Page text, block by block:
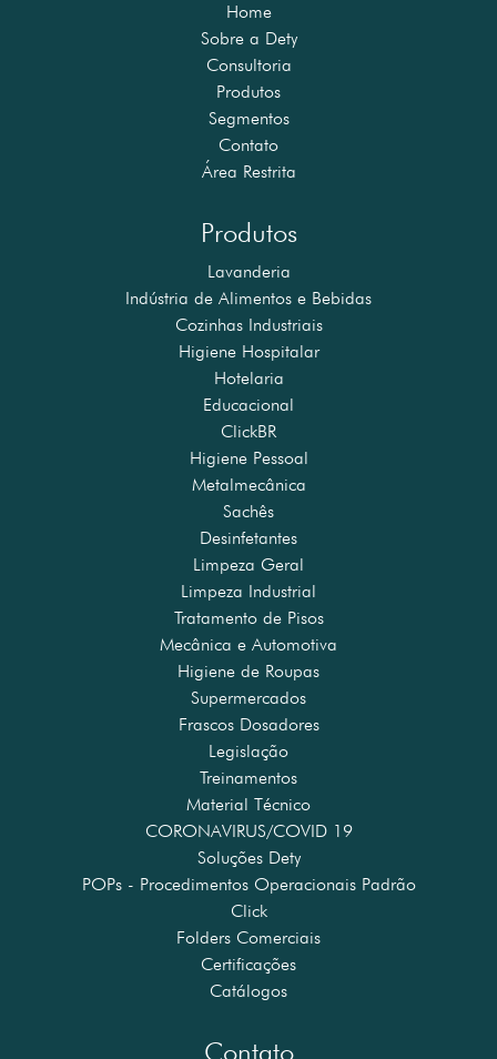
Home
Sobre a Dety
Consultoria
Produtos
Segmentos
Contato
Área Restrita
Produtos
Lavanderia
Indústria de Alimentos e Bebidas
Cozinhas Industriais
Higiene Hospitalar
Hotelaria
Educacional
ClickBR
Higiene Pessoal
Metalmecânica
Sachês
Desinfetantes
Limpeza Geral
Limpeza Industrial
Tratamento de Pisos
Mecânica e Automotiva
Higiene de Roupas
Supermercados
Frascos Dosadores
Legislação
Treinamentos
Material Técnico
CORONAVIRUS/COVID 19
Soluções Dety
POPs - Procedimentos Operacionais Padrão
Click
Folders Comerciais
Certificações
Catálogos
Contato